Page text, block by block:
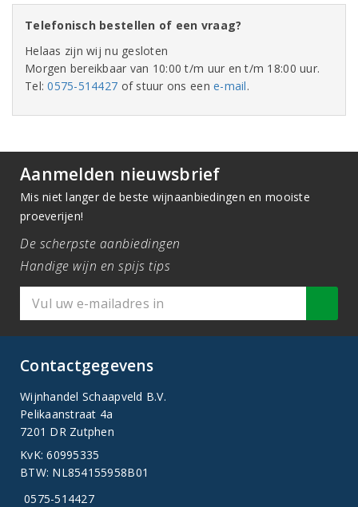
Telefonisch bestellen of een vraag?
Helaas zijn wij nu gesloten
Morgen bereikbaar van 10:00 t/m uur en t/m 18:00 uur.
Tel:0575-514427 of stuur ons eene-mail.
Aanmelden nieuwsbrief
Mis niet langer de beste wijnaanbiedingen en mooiste
proeverijen!
De scherpste aanbiedingen
Handige wijn en spijs tips
Contactgegevens
Wijnhandel Schaapveld B.V.
Pelikaanstraat 4a
7201 DR Zutphen
KvK: 60995335
BTW: NL854155958B01
0575-514427